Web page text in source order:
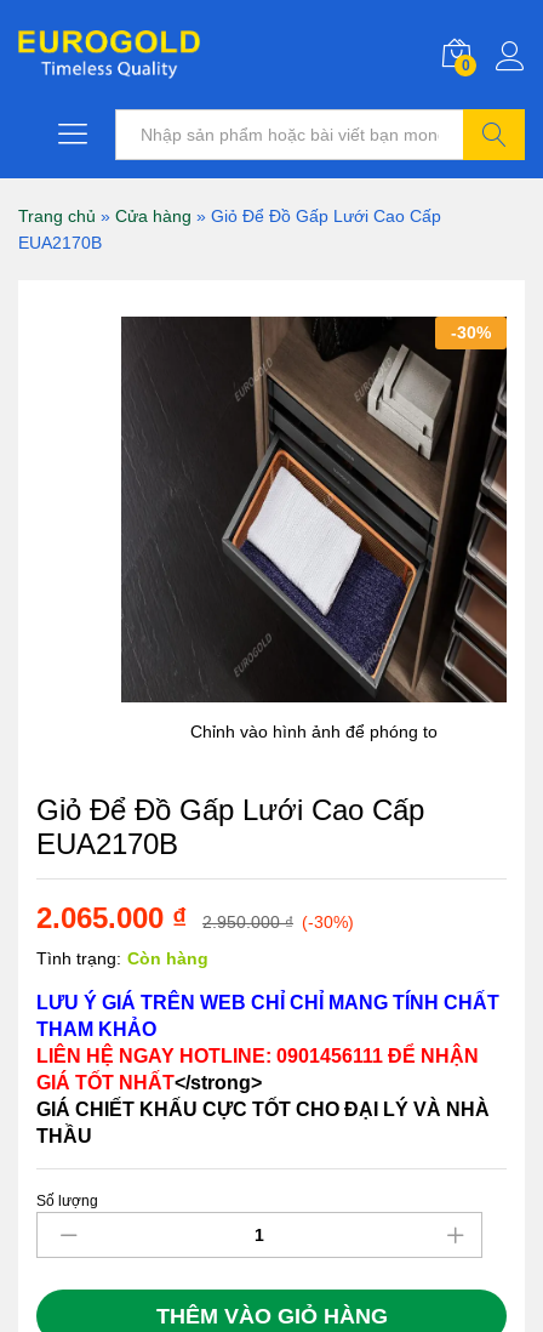
0
Trang chủ » Cửa hàng » Giỏ Để Đồ Gấp Lưới Cao Cấp
EUA2170B
-30%
Chỉnh vào hình ảnh để phóng to
Giỏ Để Đồ Gấp Lưới Cao Cấp
EUA2170B
2.065.000 ₫ 2.950.000₫ (-30%)
Tình trạng: Còn hàng
LƯU Ý GIÁ TRÊN WEB CHỈ CHỈ MANG TÍNH CHẤT
THAM KHẢO
LIÊN HỆ NGAY HOTLINE: 0901456111 ĐỂ NHẬN
GIÁ TỐT NHẤT</strong>
GIÁ CHIẾT KHẤU CỰC TỐT CHO ĐẠI LÝ VÀ NHÀ
THẦU
Giỏ
Đồ
Gấp
Lưới
Số lượng
THÊM VÀO GIỎ HÀNG